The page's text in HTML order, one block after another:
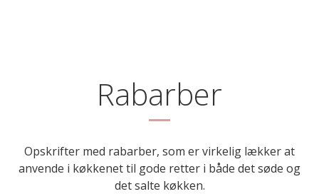
Rabarber
Opskrifter med rabarber, som er virkelig lækker at
anvende i køkkenet til gode retter i både det søde og
det salte køkken.